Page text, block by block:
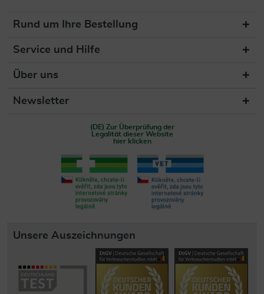
Rund um Ihre Bestellung
Service und Hilfe
Über uns
Newsletter
(DE) Zur Überprüfung der
Legalität dieser Website
hier klicken
Unsere Auszeichnungen